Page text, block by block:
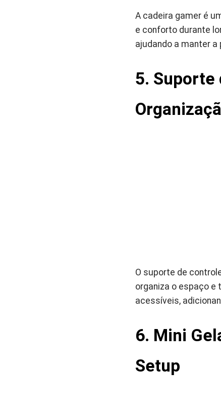
A cadeira gamer é
e conforto durante
ajudando a manter
5. Suporte
O suporte de
organiza o espaço
acessíveis,
6. Mini
Setup